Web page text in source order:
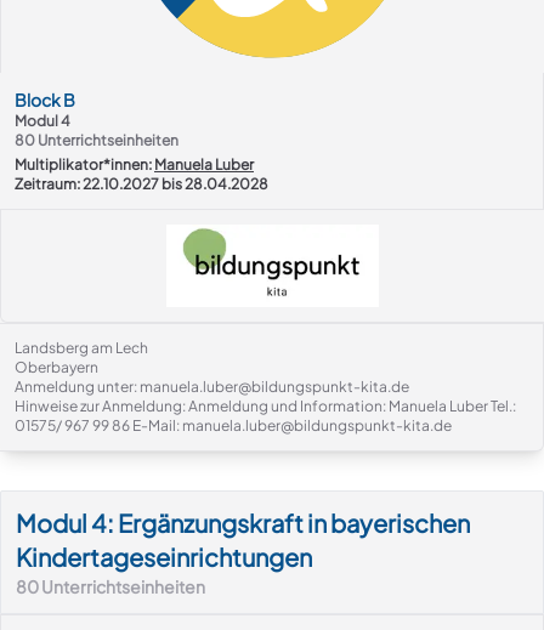
BlockB
Modul 4
80 Unterrichtseinheiten
Multiplikator*innen: Manuela Luber
Zeitraum: 22.10.2027 bis 28.04.2028
Landsberg am Lech
Oberbayern
Anmeldung unter: manuela.luber@bildungspunkt-kita.de
Hinweise zur Anmeldung: Anmeldung und Information: Manuela Luber Tel.:
01575/ 967 99 86 E-Mail: manuela.luber@bildungspunkt-kita.de
Modul 4: Ergänzungskraft in bayerischen
Kindertageseinrichtungen
80Unterrichtseinheiten